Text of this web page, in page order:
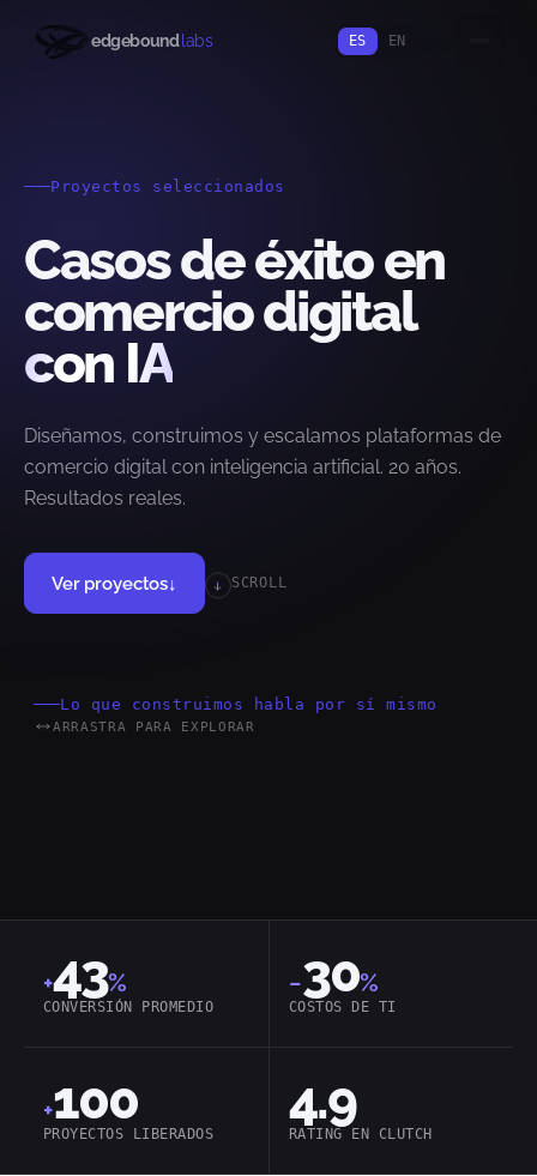
edgebound labs ES EN
Proyectos seleccionados
Casos de éxito en
comercio digital
con IA
Diseñamos, construimos y escalamos plataformas de
comercio digital con inteligencia artificial. 20 años.
Resultados reales.
Ver proyectos↓ SCROLL
Lo que construimos habla por sí mismo
ARRASTRA PARA EXPLORAR
MACH Headless Cloud-Native
+43%
CONVERSIÓN PROMEDIO
−30%
COSTOS DE TI
+100
PROYECTOS LIBERADOS
4.9
RATING EN CLUTCH